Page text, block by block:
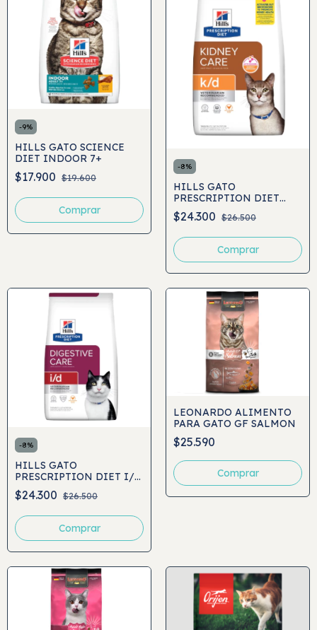
-9%
HILLS GATO SCIENCE
DIET INDOOR 7+
$17.900 $19.600
Comprar
-8%
HILLS GATO
PRESCRIPTION DIET
K/D KIDNEY CARE
$24.300 $26.500
Comprar
-8%
HILLS GATO
PRESCRIPTION DIET I/D
DIGESTIVE CARE
$24.300 $26.500
Comprar
LEONARDO ALIMENTO
PARA GATO GF SALMON
$25.590
Comprar